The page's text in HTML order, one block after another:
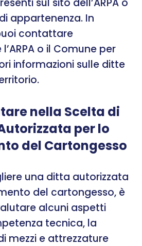
appartenenza. In
contattare
o il Comune per
informazioni sulle ditte
nella Scelta di
per lo
del Cartongesso
una ditta autorizzata
del cartongesso, è
alcuni aspetti
tecnica, la
mezzi e attrezzature